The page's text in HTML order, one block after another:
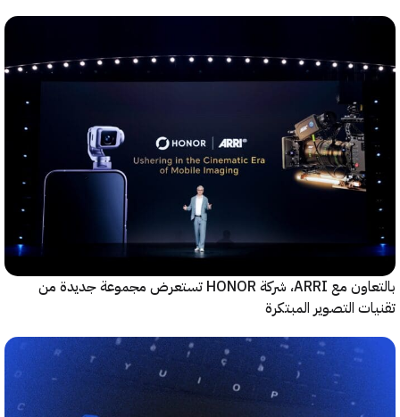
بالتعاون مع ARRI، شركة HONOR تستعرض مجموعة جديدة من
التصوير المبتكرة